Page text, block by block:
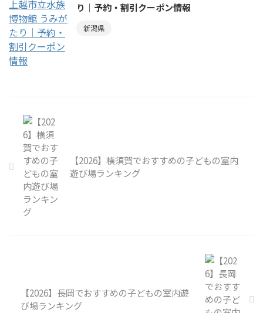
り｜予約・割引クーポン情報
新潟県
【2026】横須賀でおすすめの子どもの室内
遊び場ランキング
【2026】長岡でおすすめの子どもの室内遊
び場ランキング